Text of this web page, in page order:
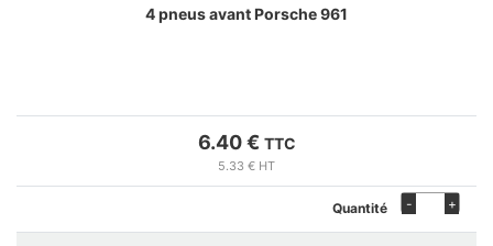
4 pneus avant Porsche 961
6.40 € TTC
5.33 € HT
Quantité - +